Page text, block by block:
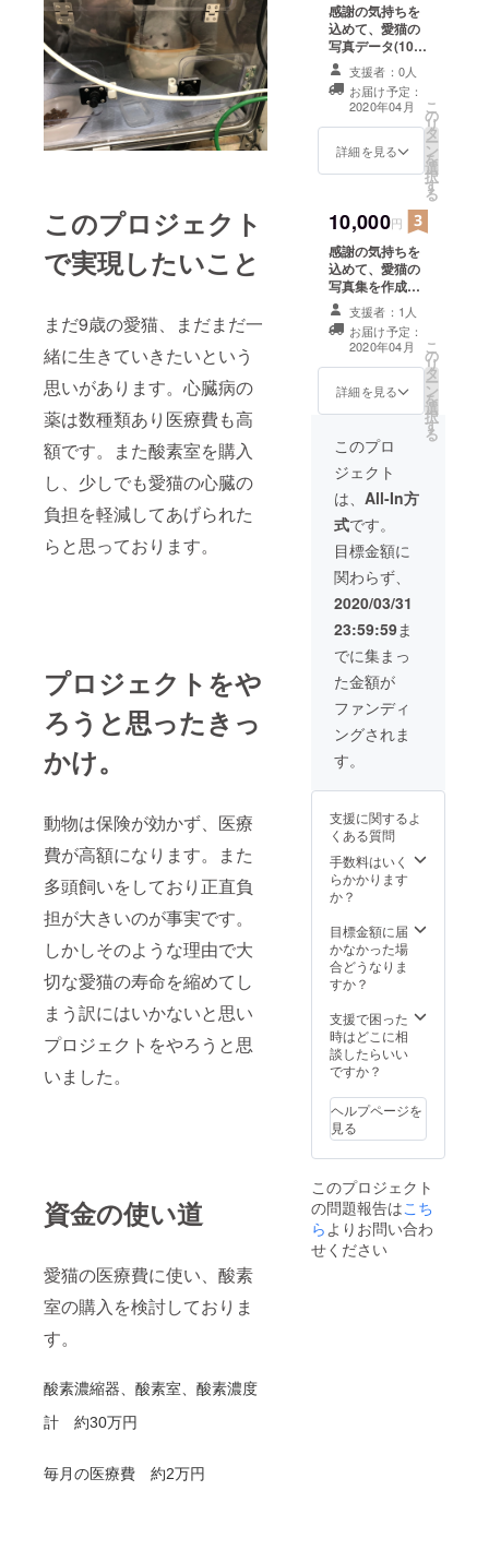
このプロジェクト
で実現したいこと
まだ9歳の愛猫、まだまだ一
緒に生きていきたいという
思いがあります。心臓病の
薬は数種類あり医療費も高
額です。また酸素室を購入
し、少しでも愛猫の心臓の
負担を軽減してあげられた
らと思っております。
プロジェクトをや
ろうと思ったきっ
かけ。
動物は保険が効かず、医療
費が高額になります。また
多頭飼いをしており正直負
担が大きいのが事実です。
しかしそのような理由で大
切な愛猫の寿命を縮めてし
まう訳にはいかないと思い
プロジェクトをやろうと思
いました。
資金の使い道
愛猫の医療費に使い、酸素
室の購入を検討しておりま
す。
酸素濃縮器、酸素室、酸素濃度
計 約30万円
毎月の医療費 約2万円
感謝の気持ちを
込めて、愛猫の
写真データ(10枚
程)をメールでお
送りさせて頂き
ます。その後の
経過もご連絡さ
せて頂きます。
支援者：0人
お届け予定：
2020年04月
詳細を見る
こ
の
リ
タ
ー
ン
を
選
択
す
る
10,000円
感謝の気持ちを
込めて、愛猫の
写真集を作成し
て、手紙と一緒
に郵送でお送り
させて頂きま
す。その後の経
過もご連絡させ
て頂きます。
支援者：1人
お届け予定：
2020年04月
詳細を見る
こ
の
リ
タ
ー
ン
を
選
択
す
る
このプロ
ジェクト
は、 All-In方
式です。
目標金額に
関わらず、
2020/03/31
23:59:59ま
でに集まっ
た金額が
ファンディ
ングされま
す。
支援に関するよ
くある質問
手数料はいく
らかかります
か？
目標金額に届
かなかった場
合どうなりま
すか？
支援で困った
時はどこに相
談したらいい
ですか？
ヘルプページを
見る
このプロジェクト
の問題報告はこち
らよりお問い合わ
せください